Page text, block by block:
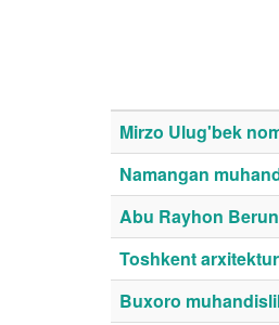
Mirzo Ulug'bek
Namangan
Abu Rayhon
Toshkent
Buxoro